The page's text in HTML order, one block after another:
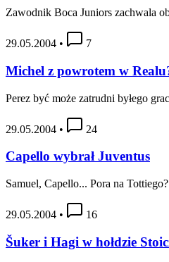
Zawodnik Boca Juniors zachwala
29.05.2004 • 7
Michel z powrotem w
Perez być może zatrudni byłego
29.05.2004 • 24
Capello wybrał Juventus
Samuel, Capello... Pora na Tottiego?
29.05.2004 • 16
Šuker i Hagi w hołdzie